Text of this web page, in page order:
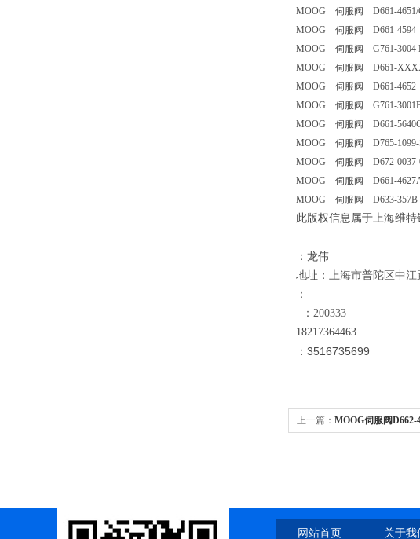
MOOG 伺服阀 D661-4651/
MOOG 伺服阀 D661-4594
MOOG 伺服阀 G761-3004
MOOG 伺服阀 D661-
MOOG 伺服阀 D661-4652
MOOG 伺服阀 G761-
MOOG 伺服阀 D661-
MOOG 伺服阀 D765-1099-
MOOG 伺服阀 D672-0037-
MOOG 伺服阀 D661-
MOOG 伺服阀 D633-357B
此版权信息属于上海维
：龙伟
地址： 上海市普陀区中江
：
：200333
18217364463
：3516735699
上一篇： MOOG伺服阀D662-
网站首页 关于我